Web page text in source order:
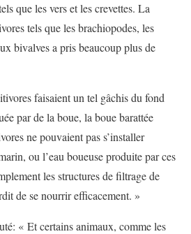
que les vers et les crevettes. La
tels que les brachiopodes, les
bivalves a pris beaucoup plus de
faisaient un tel gâchis du fond
par de la boue, la boue barattée
ne pouvaient pas s’installer
ou l’eau boueuse produite par ces
les structures de filtrage de
de se nourrir efficacement. »
« Et certains animaux, comme les